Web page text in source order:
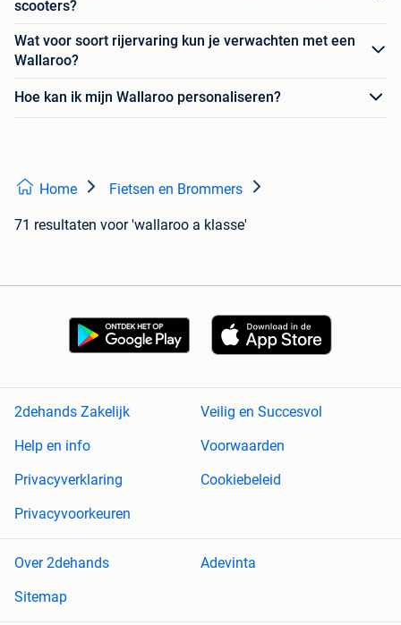
scooters?
Wat voor soort rijervaring kun je verwachten met een
Wallaroo?
Hoe kan ik mijn Wallaroo personaliseren?
Home Fietsen en Brommers
71 resultaten voor 'wallaroo a klasse'
2dehands Zakelijk
Veilig en Succesvol
Help en info
Voorwaarden
Privacyverklaring
Cookiebeleid
Privacyvoorkeuren
Over 2dehands
Adevinta
Sitemap